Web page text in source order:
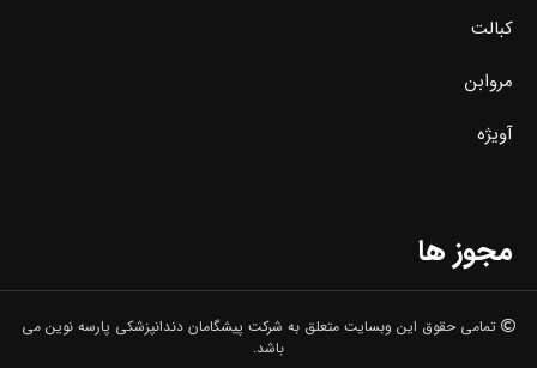
کبالت
مروابن
آویژه
مجوز ها
تمامی حقوق این وبسایت متعلق به شرکت پیشگامان دندانپزشکی پارسه نوین می
باشد.